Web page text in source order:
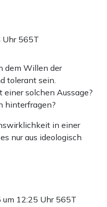
Uhr 565T
dem Willen der
tolerant sein.
solchen Aussage?
hinterfragen?
in einer
nur aus ideologisch
um 12:25 Uhr 565T